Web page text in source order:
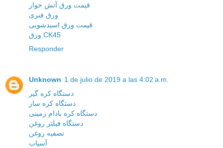
قیمت ورق آتش خوار
ورق فنری
قیمت ورق اسیدشویی
ورق CK45
Responder
Unknown 1 de julio de 2019 a las 4:02 a.m.
دستگاه کره گیر
دستگاه کره ساز
دستگاه کره بادام زمینی
دستگاه فیلتر روغن
تصفیه روغن
آسیاب